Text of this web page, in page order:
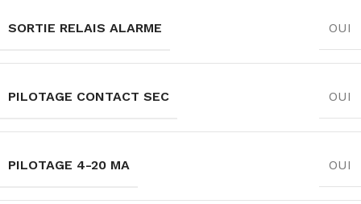
SORTIE RELAIS ALARME OUI
PILOTAGE CONTACT SEC OUI
PILOTAGE 4-20 MA OUI